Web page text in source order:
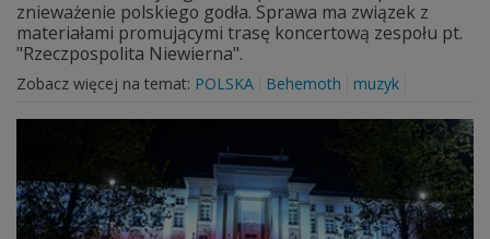
znieważenie polskiego godła. Sprawa ma związek z
materiałami promującymi trasę koncertową zespołu pt.
"Rzeczpospolita Niewierna".
Zobacz więcej na temat: POLSKA Behemoth muzyk